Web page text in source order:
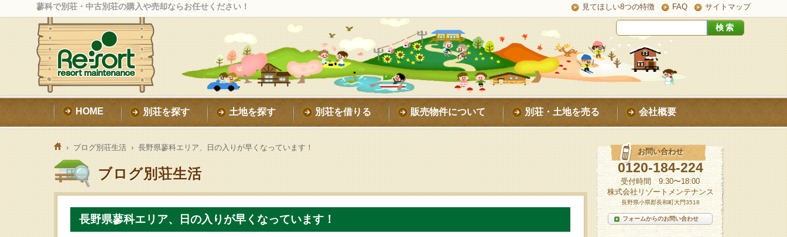
蓼科で別荘・中古別荘の購入や売却ならお任せください！ 見てほしい8つの特徴 FAQ サイトマップ
HOME 別荘を探す 土地を探す 別荘を借りる 販売物件について 別荘・土地を売る 会社概要
›ブログ別荘生活› 長野県蓼科エリア、日の入りが早くなっています！
ブログ別荘生活
長野県蓼科エリア、日の入りが早くなっています！
お問い合わせ
0120-184-224
受付時間 9:30〜18:00
株式会社リゾートメンテナンス
長野県小県郡長和町大門3518
フォームからのお問い合わせ